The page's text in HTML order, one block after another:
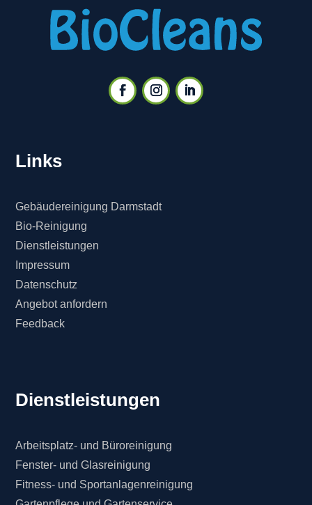
Links
Gebäudereinigung Darmstadt
Bio-Reinigung
Dienstleistungen
Impressum
Datenschutz
Angebot anfordern
Feedback
Dienstleistungen
Arbeitsplatz- und Büroreinigung
Fenster- und Glasreinigung
Fitness- und Sportanlagenreinigung